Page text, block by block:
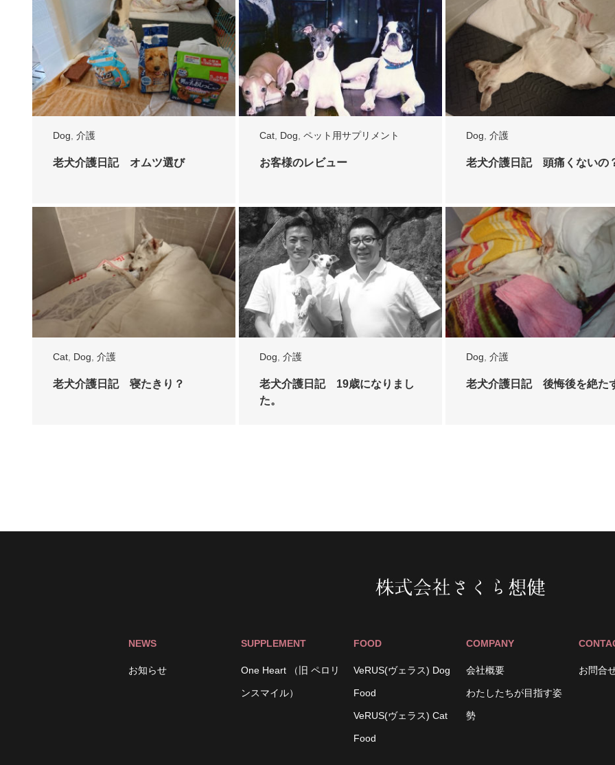
Dog, 介護
老犬介護日記 オムツ選び
Cat, Dog, ペット用サプリメント
お客様のレビュー
Dog, 介護
老犬介護日記 頭痛くないの
Cat Dog 介護
老犬介護日記 寝たきり？
Dog 介護
老犬介護日記 19歳になりまし
た。
Dog 介護
老犬介護日記 後悔後を絶た
NEWS
お知らせ
SUPPLEMENT
One Heart （旧 ペロリ
ンスマイル）
FOOD
VeRUS(ヴェラス) Dog
Food
VeRUS(ヴェラス) Cat
Food
COMPANY
会社概要
わたしたちが目指す姿
勢
お問合